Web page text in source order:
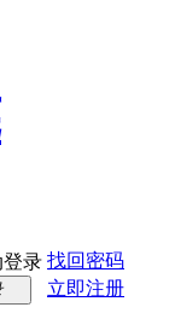
登录 找回密码
立即注册